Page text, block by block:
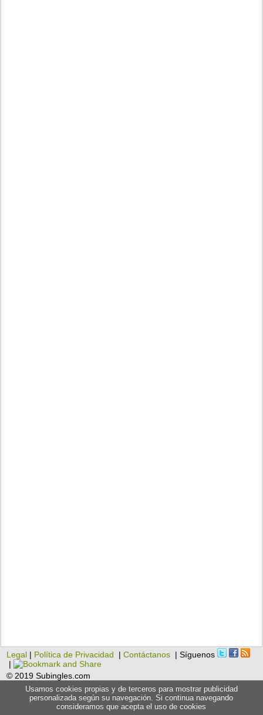
Legal | Política de Privacidad |Contáctanos | Síguenos
|
© 2019 Subingles.com
Usamos cookies propias y de terceros para mostrar publicidad
personalizada según su navegación. Si continua navegando
consideramos que acepta el uso de cookies